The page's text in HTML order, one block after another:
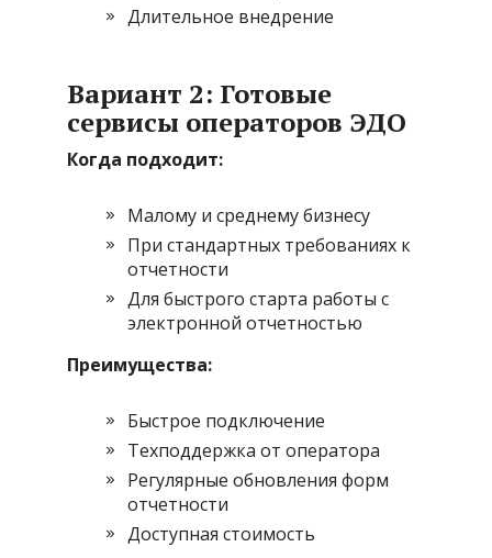
Длительное внедрение
Вариант 2: Готовые
сервисы операторов ЭДО
Когда подходит:
Малому и среднему бизнесу
При стандартных требованиях к
отчетности
Для быстрого старта работы с
электронной отчетностью
Преимущества:
Быстрое подключение
Техподдержка от оператора
Регулярные обновления форм
отчетности
Доступная стоимость